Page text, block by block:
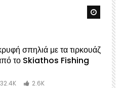
σπηλιά με τα τιρκουάζ
το Skiathos Fishing
32.4K 2.6K